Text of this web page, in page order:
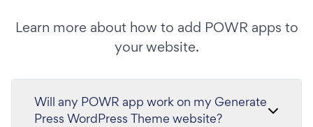
Learn more about how to add POWR apps to
your website.
Will any POWR app work on my Generate
Press WordPress Theme website?